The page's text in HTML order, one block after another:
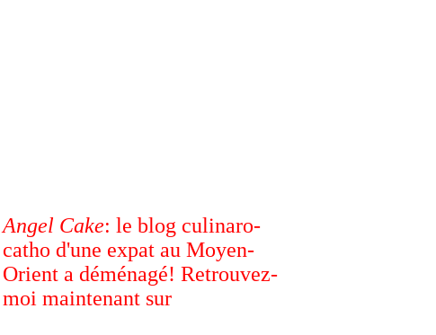
Angel Cake: le blog culinaro-
catho d'une expat au Moyen-
Orient a déménagé! Retrouvez-
moi maintenant sur